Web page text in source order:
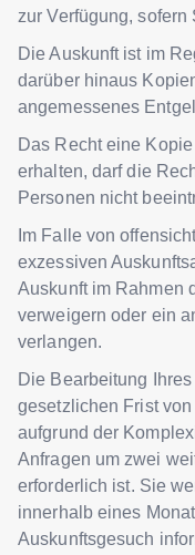
zur Verfügung,
Die Auskunft ist im
darüber hinaus
angemessenes
Das Recht eine
erhalten, darf die
Personen nicht
Im Falle von
exzessiven
Auskunft im Rahmen
verweigern oder ein
verlangen.
Die Bearbeitung
gesetzlichen Frist
aufgrund der
Anfragen um zwei
erforderlich ist. Sie
innerhalb eines
Auskunftsgesuch